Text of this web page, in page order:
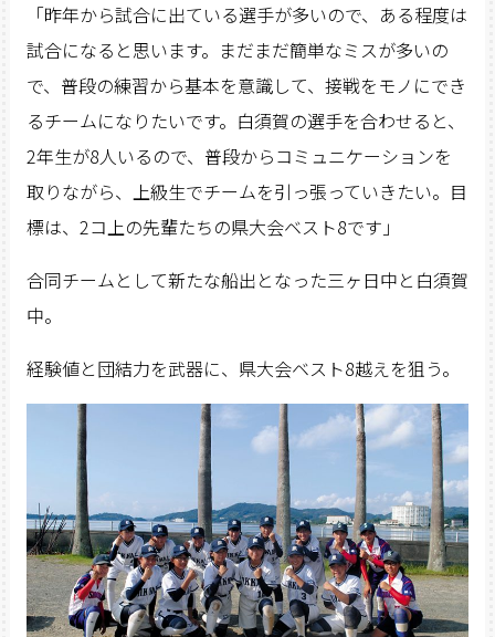
「昨年から試合に出ている選手が多いので、ある程度は
試合になると思います。まだまだ簡単なミスが多いの
で、普段の練習から基本を意識して、接戦をモノにでき
るチームになりたいです。白須賀の選手を合わせると、
2年生が8人いるので、普段からコミュニケーションを
取りながら、上級生でチームを引っ張っていきたい。目
標は、2コ上の先輩たちの県大会ベスト8です」
合同チームとして新たな船出となった三ヶ日中と白須賀
中。
経験値と団結力を武器に、県大会ベスト8越えを狙う。